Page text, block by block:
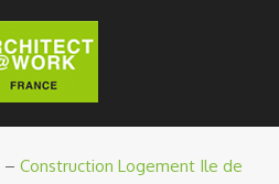
– Construction Logement Ile de